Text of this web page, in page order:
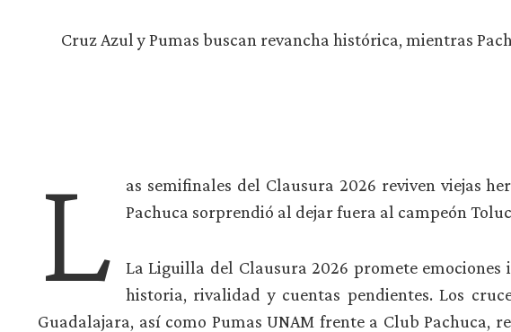
Cruz Azul y Pumas buscan revancha histórica, mientras
L
as semifinales del Clausura 2026 reviven viejas
Pachuca sorprendió al dejar fuera al campeón
La Liguilla del Clausura 2026 promete emociones
historia, rivalidad y cuentas pendientes. Los
Guadalajara, así como Pumas UNAM frente a Club Pachuca,